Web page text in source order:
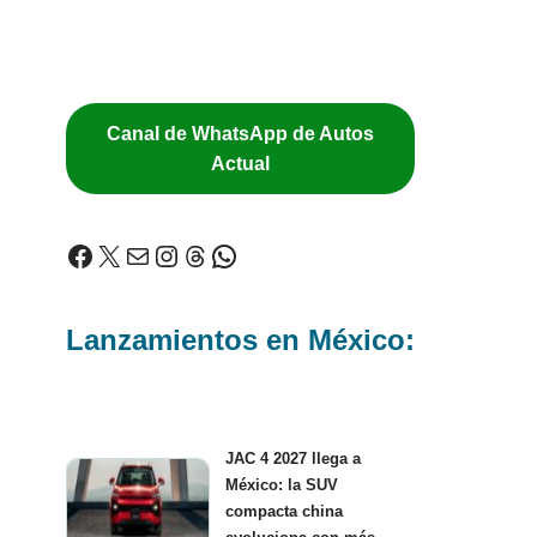
Canal de WhatsApp de Autos
Actual
Lanzamientos en México:
JAC 4 2027 llega a
México: la SUV
compacta china